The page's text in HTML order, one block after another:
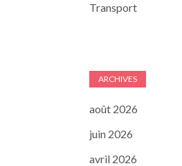
Transport
ARCHIVES
août 2026
juin 2026
avril 2026